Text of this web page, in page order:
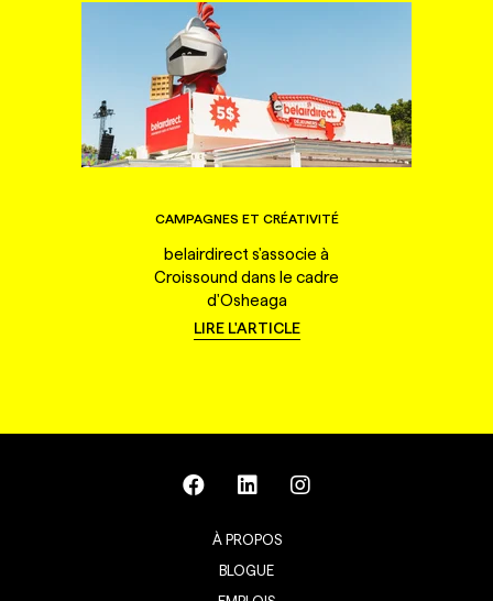
CAMPAGNES ET CRÉATIVITÉ
belairdirect s'associe à
Croissound dans le cadre
d'Osheaga
LIRE L'ARTICLE
À PROPOS
BLOGUE